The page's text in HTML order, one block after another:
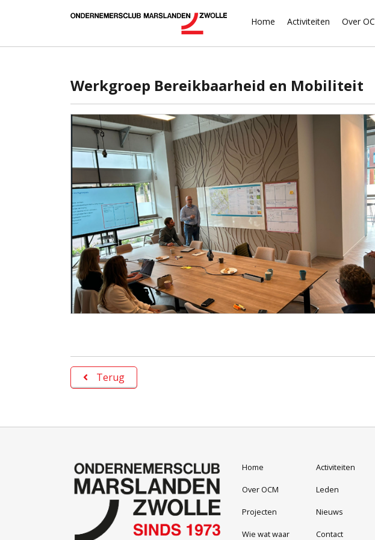
Home Activiteiten Over
Werkgroep Bereikbaarheid en Mobiliteit
Terug
Home Activiteiten
Over OCM Leden
Projecten Nieuws
Wie wat waar Contact